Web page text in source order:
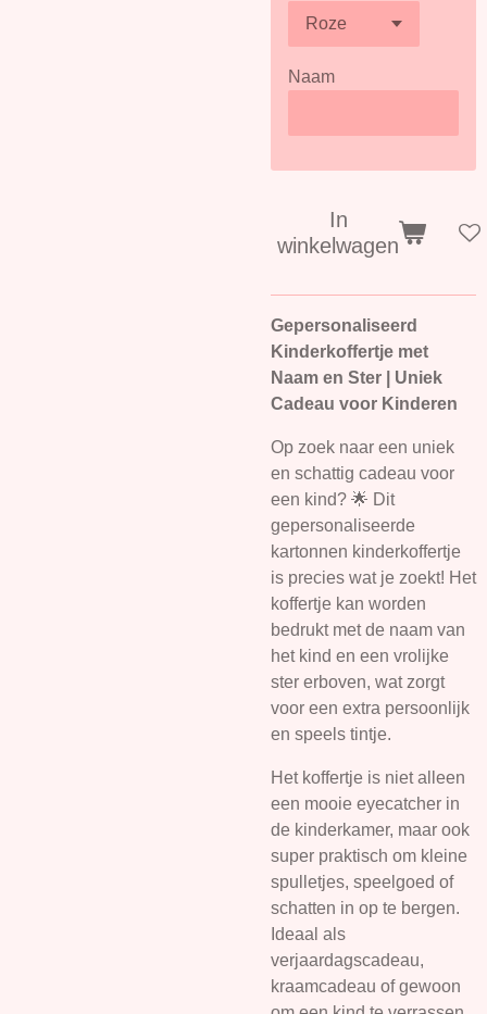
Naam
In
winkelwagen
Gepersonaliseerd
Kinderkoffertje met
Naam en Ster | Uniek
Cadeau voor Kinderen
Op zoek naar een uniek
en schattig cadeau voor
een kind? 🌟 Dit
gepersonaliseerde
kartonnen kinderkoffertje
is precies wat je zoekt! Het
koffertje kan worden
bedrukt met de naam van
het kind en een vrolijke
ster erboven, wat zorgt
voor een extra persoonlijk
en speels tintje.
Het koffertje is niet alleen
een mooie eyecatcher in
de kinderkamer, maar ook
super praktisch om kleine
spulletjes, speelgoed of
schatten in op te bergen.
Ideaal als
verjaardagscadeau,
kraamcadeau of gewoon